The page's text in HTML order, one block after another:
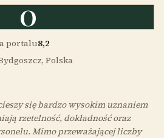
O
portalu8,2
Polska
się bardzo wysokim uznaniem
rzetelność, dokładność oraz
Mimo przeważającej liczby